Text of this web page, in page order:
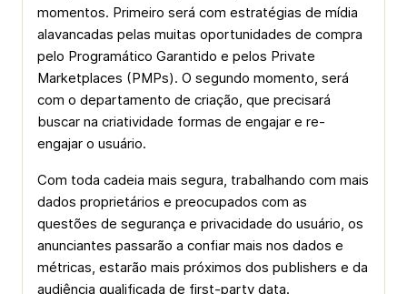
momentos. Primeiro será com estratégias de mídia
alavancadas pelas muitas oportunidades de compra
pelo Programático Garantido e pelos Private
Marketplaces (PMPs). O segundo momento, será
com o departamento de criação, que precisará
buscar na criatividade formas de engajar e re-
engajar o usuário.
Com toda cadeia mais segura, trabalhando com mais
dados proprietários e preocupados com as
questões de segurança e privacidade do usuário, os
anunciantes passarão a confiar mais nos dados e
métricas, estarão mais próximos dos publishers e da
audiência qualificada de first-party data.